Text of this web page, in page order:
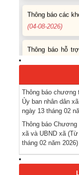
(04-08-2026)
việc trong tỉnh
(03-08-2026)
Thông báo hỗ
việc ở nước
(28-07-2026)
Thông báo
kiến tuyển dụng
(28-07-2026)
Thông báo
Ủy ban nhân dân
ngày 13 tháng 02
Thông báo
xã và UBND xã
tháng 02 năm 2026)